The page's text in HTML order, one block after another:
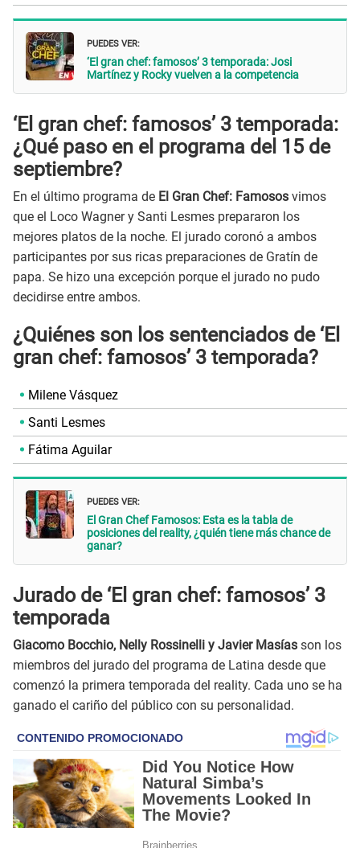
PUEDES VER:
‘El gran chef: famosos’ 3 temporada: Josi
Martínez y Rocky vuelven a la competencia
‘El gran chef: famosos’ 3 temporada:
¿Qué paso en el programa del 15 de
septiembre?
En el último programa de El Gran Chef: Famosos vimos
que el Loco Wagner y Santi Lesmes prepararon los
mejores platos de la noche. El jurado coronó a ambos
participantes por sus ricas preparaciones de Gratín de
papa. Se hizo una excepción porque el jurado no pudo
decidirse entre ambos.
¿Quiénes son los sentenciados de ‘El
gran chef: famosos’ 3 temporada?
Milene Vásquez
Santi Lesmes
Fátima Aguilar
PUEDES VER:
El Gran Chef Famosos: Esta es la tabla de
posiciones del reality, ¿quién tiene más chance de
ganar?
Jurado de ‘El gran chef: famosos’ 3
temporada
Giacomo Bocchio, Nelly Rossinelli y Javier Masías son los
miembros del jurado del programa de Latina desde que
comenzó la primera temporada del reality. Cada uno se ha
ganado el cariño del público con su personalidad.